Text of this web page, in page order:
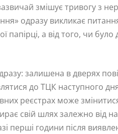
змішує тривогу з
одразу викликає
папірці, а від того, чи
залишена в дверях
до ТЦК наступного
реєстрах може
свій шлях залежно від
перші години після